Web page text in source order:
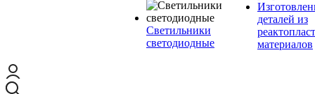
Светильники
светодиодные
деталей из
материалов